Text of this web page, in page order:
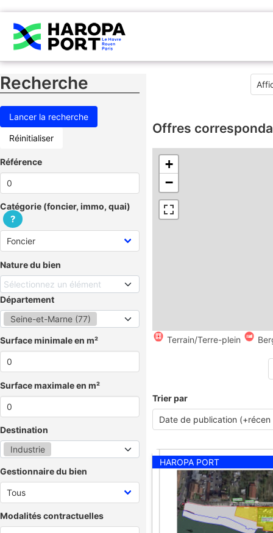
Recherche
Réinitialiser
Référence
Catégorie (foncier, immo, quai)
?
Nature du bien
Sélectionnez un élément
Département
Seine-et-Marne (77)
Surface minimale en m²
Surface maximale en m²
Destination
Industrie
Gestionnaire du bien
Modalités contractuelles
Offres
+
−
Terrain/Terre-plein
Trier par
HAROPA PORT